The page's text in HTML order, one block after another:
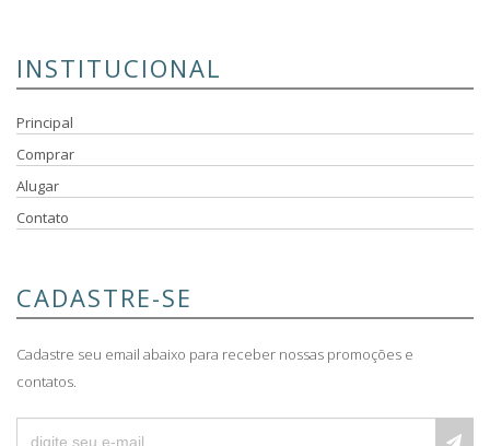
INSTITUCIONAL
Principal
Comprar
Alugar
Contato
CADASTRE-SE
Cadastre seu email abaixo para receber nossas promoções e
contatos.